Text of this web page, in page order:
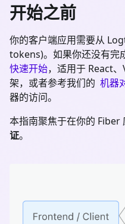
开始之前
你的客户端应用需要从
tokens)。如果你还没有完
快速开始，适用于 React
架，或者参考我们的 机器
器的访问。
本指南聚焦于在你的 Fiber
证。